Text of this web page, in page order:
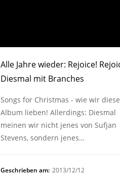
Alle Jahre wieder: Rejoice!
Diesmal mit Branches
Songs for Christmas - wie wir
Album lieben! Allerdings: Diesmal
meinen wir nicht jenes von Sufjan
Stevens, sondern jenes…
Geschrieben am: 2013/12/12